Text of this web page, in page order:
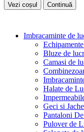
Vezi coșul Continuă
Imbracaminte de
Bluze de
Camasi de
Halate de
Geci si
Pantaloni
Pulover de